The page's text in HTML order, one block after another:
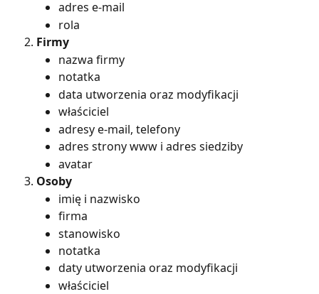
adres e-mail
rola
Firmy
nazwa firmy
notatka
data utworzenia oraz modyfikacji
właściciel
adresy e-mail, telefony
adres strony www i adres siedziby
avatar
Osoby
imię i nazwisko
firma
stanowisko
notatka
daty utworzenia oraz modyfikacji
właściciel